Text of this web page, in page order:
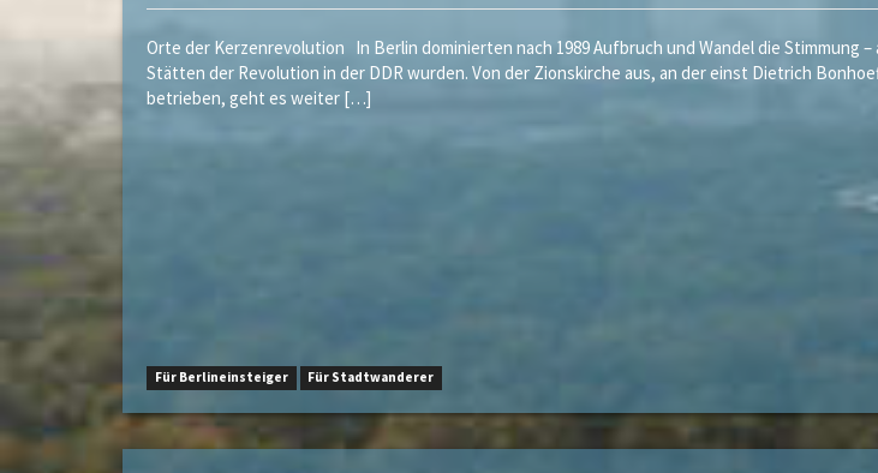
Orte der Kerzenrevolution In Berlin dominierten nach 1989 Aufbruch und Wandel die Stimmung
Stätten der Revolution in der DDR wurden. Von der Zionskirche aus, an der einst Dietrich
betrieben, geht es weiter […]
Für Berlineinsteiger Für Stadtwanderer